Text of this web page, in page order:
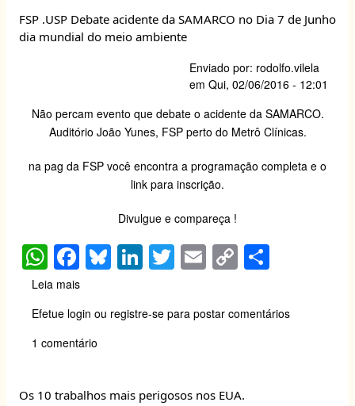
FSP .USP Debate acidente da SAMARCO no Dia 7 de Junho
dia mundial do meio ambiente
Enviado por: rodolfo.vilela
em Qui, 02/06/2016 - 12:01
Não percam evento que debate o acidente da SAMARCO.
Auditório João Yunes, FSP perto do Metrô Clínicas.
na pag da FSP você encontra a programação completa e o
link para inscrição.
Divulgue e compareça !
W
h
at
s
A
F
a
c
e
b
Bl
u
e
sk
Li
n
k
e
T
wi
tt
er
E
m
ail
C
o
p
y
ar
e
Leia mais
.USP
acidente
no
Efetue login ou registre-se para postar comentários
1 comentário
Os 10 trabalhos mais perigosos nos EUA.